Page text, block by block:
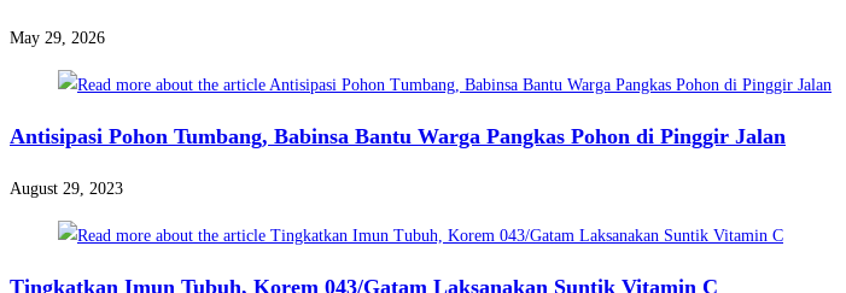
May 29, 2026
Antisipasi Pohon Tumbang, Babinsa Bantu Warga Pangkas Pohon di Pinggir Jalan
August 29, 2023
Tingkatkan Imun Tubuh, Korem 043/Gatam Laksanakan Suntik Vitamin C